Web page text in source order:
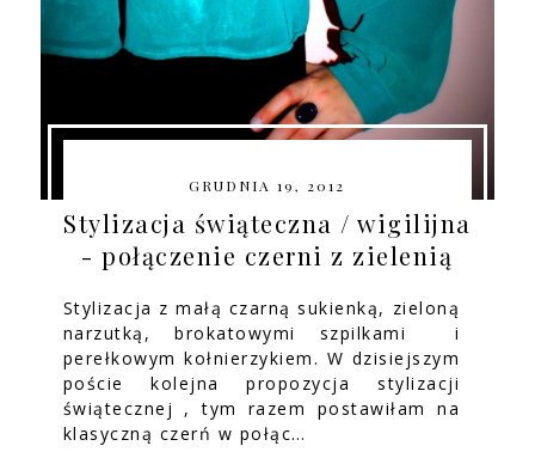
GRUDNIA 19, 2012
Stylizacja świąteczna / wigilijna
- połączenie czerni z zielenią
Stylizacja z małą czarną sukienką, zieloną
narzutką, brokatowymi szpilkami i
perełkowym kołnierzykiem. W dzisiejszym
poście kolejna propozycja stylizacji
świątecznej , tym razem postawiłam na
klasyczną czerń w połąc…